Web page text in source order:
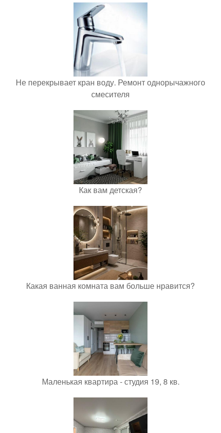
Не перекрывает кран воду. Ремонт однорычажного
смесителя
Как вам детская?
Какая ванная комната вам больше нравится?
Маленькая квартира - студия 19, 8 кв.